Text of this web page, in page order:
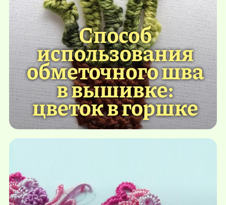
Способ
использования
обметочного шва
в вышивке:
цветок в горшке